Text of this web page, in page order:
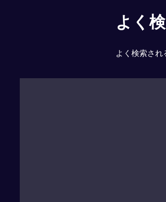
よく
よく検索され